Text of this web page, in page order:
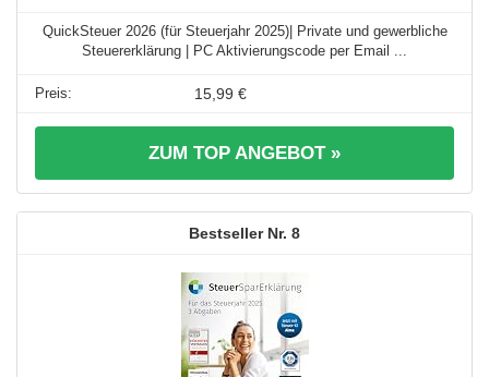
QuickSteuer 2026 (für Steuerjahr 2025)| Private und gewerbliche
Steuererklärung | PC Aktivierungscode per Email ...
15,99 €
ZUM TOP ANGEBOT »
8